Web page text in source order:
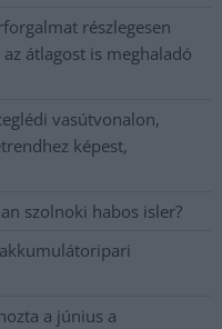
részlegesen
átlagost is meghaladó
vasútvonalon,
képest,
szolnoki habos isler?
a június a